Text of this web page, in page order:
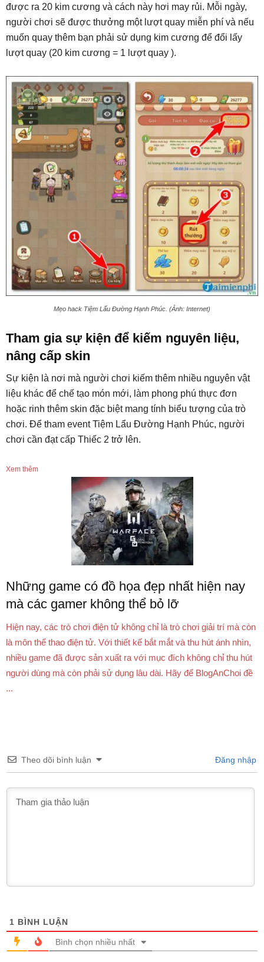
được ra 20 kim cương và cách này hơi may rủi. Mỗi ngày,
người chơi sẽ được thưởng một lượt quay miễn phí và nếu
muốn quay thêm bạn phải sử dụng kim cương để đổi lấy
lượt quay (20 kim cương = 1 lượt quay ).
Mẹo hack Tiệm Lẩu Đường Hạnh Phúc. (Ảnh: Internet)
Tham gia sự kiện để kiếm nguyên liệu,
nâng cấp skin
Sự kiện là nơi mà người chơi kiếm thêm nhiều nguyên vật
liệu khác để chế tạo món mới, làm phong phú thực đơn
hoặc rinh thêm skin đặc biệt mang tính biểu tượng của trò
chơi. Để tham event Tiệm Lẩu Đường Hạnh Phúc, người
chơi cần đạt cấp Thiếc 2 trở lên.
Xem thêm
Những game có đồ họa đẹp nhất hiện nay
mà các gamer không thể bỏ lỡ
Hiện nay, các trò chơi điện tử không chỉ là trò chơi giải trí mà còn
là môn thể thao điện tử. Với thiết kế bắt mắt và thu hút ánh nhìn,
nhiều game đã được sản xuất ra với mục đích không chỉ thu hút
người dùng mà còn phải sử dụng lâu dài. Hãy để BlogAnChoi đề
...
Theo dõi bình luận Đăng nhập
1 BÌNH LUẬN
Bình chọn nhiều nhất